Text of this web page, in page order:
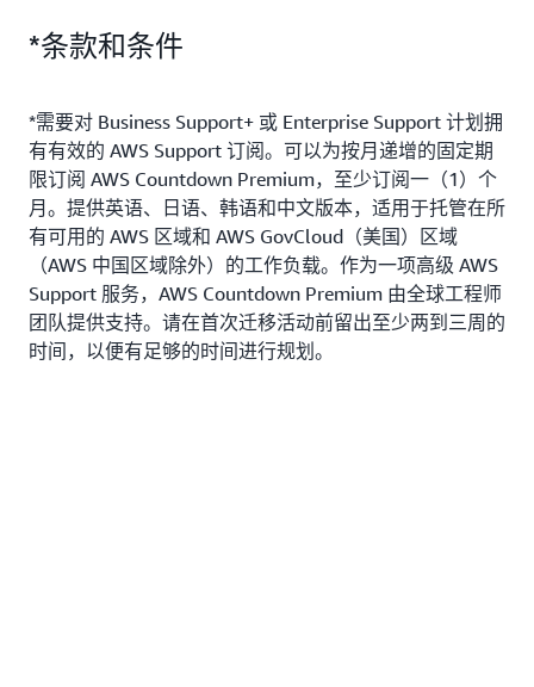
*条款和条件
*需要对 Business Support+ 或 Enterprise Support 计划拥
有有效的 AWS Support 订阅。可以为按月递增的固定期
限订阅 AWS Countdown Premium，至少订阅一（1）个
月。提供英语、日语、韩语和中文版本，适用于托管在所
有可用的 AWS 区域和 AWS GovCloud（美国）区域
（AWS 中国区域除外）的工作负载。作为一项高级 AWS
Support 服务，AWS Countdown Premium 由全球工程师
团队提供支持。请在首次迁移活动前留出至少两到三周的
时间，以便有足够的时间进行规划。